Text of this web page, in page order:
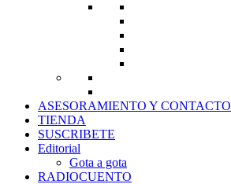
ASESORAMIENTO Y CONTACTO
TIENDA
SUSCRIBETE
Editorial
Gota a gota
RADIOCUENTO